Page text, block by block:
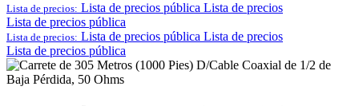
Lista de precios: Lista de precios pública Lista de precios
Lista de precios pública
Lista de precios: Lista de precios pública Lista de precios
Lista de precios pública